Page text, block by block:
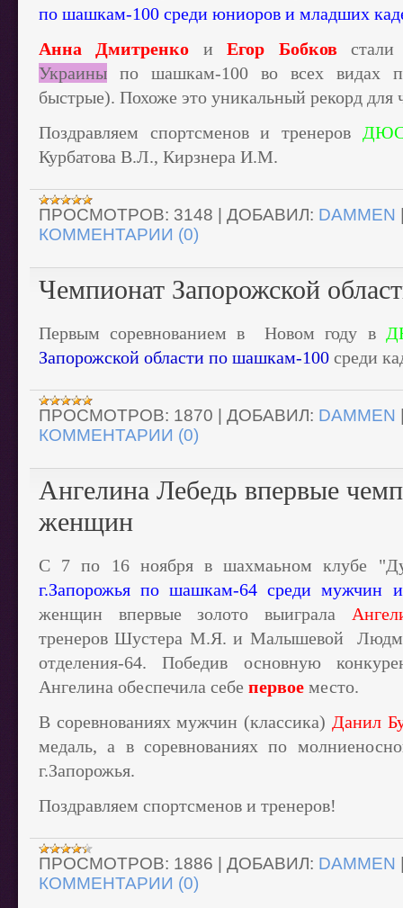
по шашкам-100 среди юниоров и младших
Анна Дмитренко и Егор Бобков
Украины по шашкам-100 во всех видах
быстрые). Похоже это уникальный рекорд
Поздравляем спортсменов и тренеров
Курбатова В.Л., Кирзнера И.М.
ПРОСМОТРОВ: 3148 ДОБАВИЛ: DAMMEN
КОММЕНТАРИИ (0)
Чемпионат Запорожской
Первым соревнованием в Новом году в
Запорожской области по шашкам-100 среди
ПРОСМОТРОВ: 1870 ДОБАВИЛ: DAMMEN
КОММЕНТАРИИ (0)
Ангелина Лебедь впервые
женщин
С 7 по 16 ноября в шахмаьном клубе
г.Запорожья по шашкам-64 среди мужчин
женщин впервые золото выиграла
тренеров Шустера М.Я. и Малышевой
отделения-64. Победив основную
Ангелина обеспечила себе первое место.
В соревнованиях мужчин (классика) Данил
медаль, а в соревнованиях по
г.Запорожья.
Поздравляем спортсменов и тренеров!
ПРОСМОТРОВ: 1886 ДОБАВИЛ: DAMMEN
КОММЕНТАРИИ (0)